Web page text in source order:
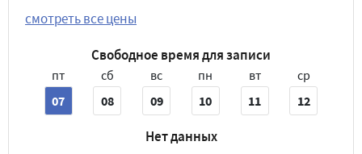
смотреть все цены
Свободное время для записи
пт
07
сб
08
вс
09
пн
10
вт
11
ср
12
Нет данных